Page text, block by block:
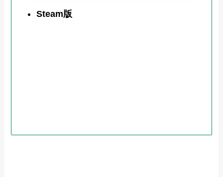
Steam版